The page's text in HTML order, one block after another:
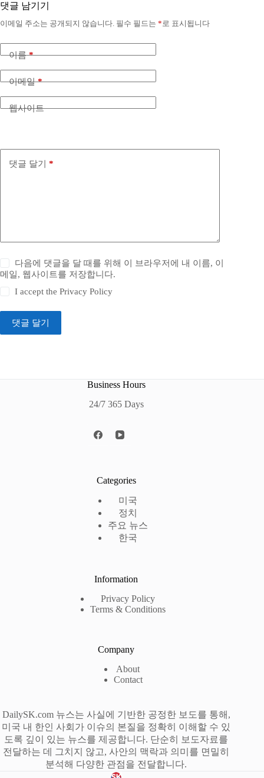
댓글 남기기
이메일 주소는 공개되지 않습니다. 필수 필드는 *로 표시됩니다
이름*
이메일*
웹사이트
댓글 달기 *
다음에 댓글을 달 때를 위해 이 브라우저에 내 이름, 이
메일, 웹사이트를 저장합니다.
I accept thePrivacy Policy
댓글 달기
Business Hours
24/7 365 Days
Categories
미국
정치
주요 뉴스
한국
Information
Privacy Policy
Terms & Conditions
Company
About
Contact
DailySK.com 뉴스는 사실에 기반한 공정한 보도를 통해,
미국 내 한인 사회가 이슈의 본질을 정확히 이해할 수 있
도록 깊이 있는 뉴스를 제공합니다. 단순히 보도자료를
전달하는 데 그치지 않고, 사안의 맥락과 의미를 면밀히
분석해 다양한 관점을 전달합니다.